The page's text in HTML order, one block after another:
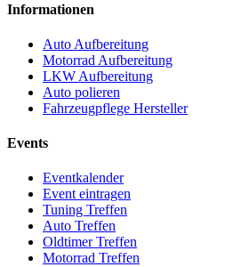
Informationen
Auto Aufbereitung
Motorrad Aufbereitung
LKW Aufbereitung
Auto polieren
Fahrzeugpflege Hersteller
Events
Eventkalender
Event eintragen
Tuning Treffen
Auto Treffen
Oldtimer Treffen
Motorrad Treffen